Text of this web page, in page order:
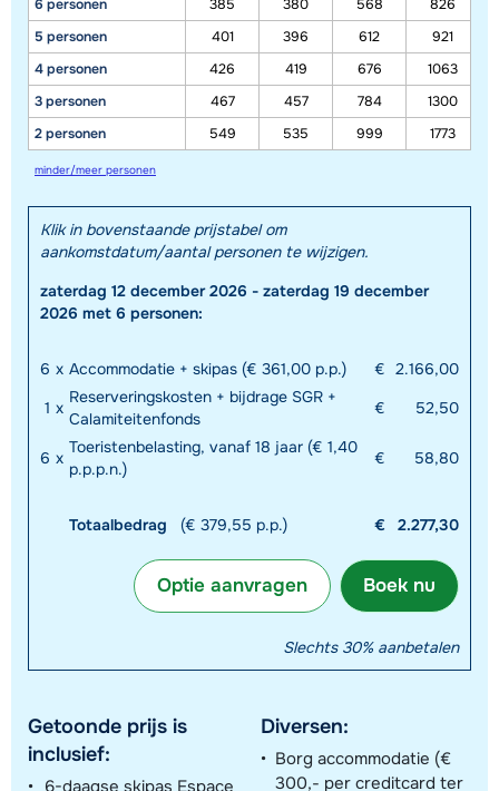
6 personen
5 personen
4 personen
3 personen
2 personen
385 380 568
826
401
396 612
921
426
419 676
1063
467
457 784
1300
549
535 999 1773
minder/meer personen
Klik in bovenstaande prijstabel om
aankomstdatum/aantal personen te wijzigen.
zaterdag 12 december 2026 - zaterdag 19 december
2026 met 6 personen:
6 x Accommodatie + skipas (€ 361,00 p.p.) € 2.166,00
1 x
Reserveringskosten + bijdrage SGR +
Calamiteitenfonds
€ 52,50
6 x
Toeristenbelasting, vanaf 18 jaar (€ 1,40
p.p.p.n.)
€ 58,80
Totaalbedrag (€ 379,55 p.p.) € 2.277,30
Boek nu
Optie aanvragen
Slechts 30% aanbetalen
Getoonde prijs is
inclusief:
6-daagse skipas Espace
Diversen:
Borg accommodatie (€
300,- per creditcard ter